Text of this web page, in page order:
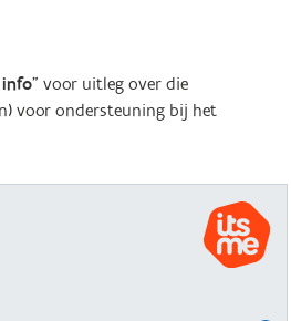
" voor uitleg over die
voor ondersteuning bij het